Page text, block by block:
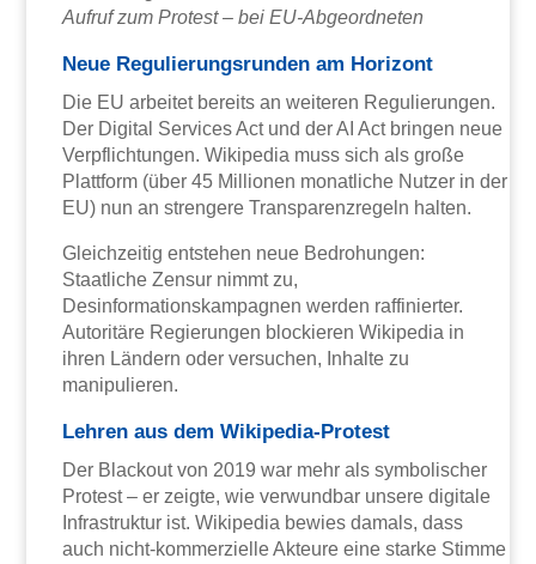
Aufruf zum Protest – bei EU-Abgeordneten
Neue Regulierungsrunden am Horizont
Die EU arbeitet bereits an weiteren Regulierungen.
Der Digital Services Act und der AI Act bringen neue
Verpflichtungen. Wikipedia muss sich als große
Plattform (über 45 Millionen monatliche Nutzer in der
EU) nun an strengere Transparenzregeln halten.
Gleichzeitig entstehen neue Bedrohungen:
Staatliche Zensur nimmt zu,
Desinformationskampagnen werden raffinierter.
Autoritäre Regierungen blockieren Wikipedia in
ihren Ländern oder versuchen, Inhalte zu
manipulieren.
Lehren aus dem Wikipedia-Protest
Der Blackout von 2019 war mehr als symbolischer
Protest – er zeigte, wie verwundbar unsere digitale
Infrastruktur ist. Wikipedia bewies damals, dass
auch nicht-kommerzielle Akteure eine starke Stimme